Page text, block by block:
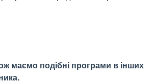
маємо подібні програми в інших